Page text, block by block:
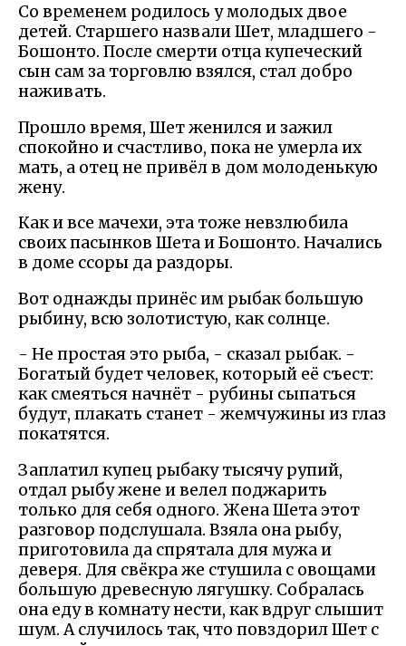
Со временем родилось у молодых двое
детей. Старшего назвали Шет, младшего -
Бошонто. После смерти отца купеческий
сын сам за торговлю взялся, стал добро
наживать.
Прошло время, Шет женился и зажил
спокойно и счастливо, пока не умерла их
мать, а отец не привёл в дом молоденькую
жену.
Как и все мачехи, эта тоже невзлюбила
своих пасынков Шета и Бошонто. Начались
в доме ссоры да раздоры.
Вот однажды принёс им рыбак большую
рыбину, всю золотистую, как солнце.
- Не простая это рыба, - сказал рыбак. -
Богатый будет человек, который её съест:
как смеяться начнёт - рубины сыпаться
будут, плакать станет - жемчужины из глаз
покатятся.
Заплатил купец рыбаку тысячу рупий,
отдал рыбу жене и велел поджарить
только для себя одного. Жена Шета этот
разговор подслушала. Взяла она рыбу,
приготовила да спрятала для мужа и
деверя. Для свёкра же стушила с овощами
большую древесную лягушку. Собралась
она еду в комнату нести, как вдруг слышит
шум. А случилось так, что повздорил Шет с